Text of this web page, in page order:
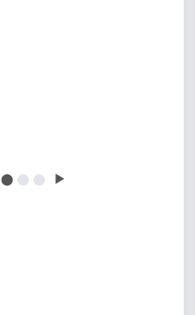
⬤ ⬤ ⬤ ▶